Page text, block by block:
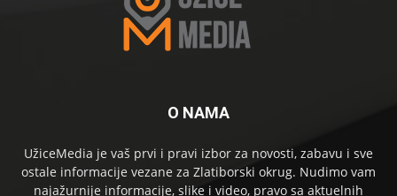
O NAMA
UžiceMedia je vaš prvi i pravi izbor za novosti, zabavu i sve
ostale informacije vezane za Zlatiborski okrug. Nudimo vam
najažurnije informacije, slike i video, pravo sa aktuelnih